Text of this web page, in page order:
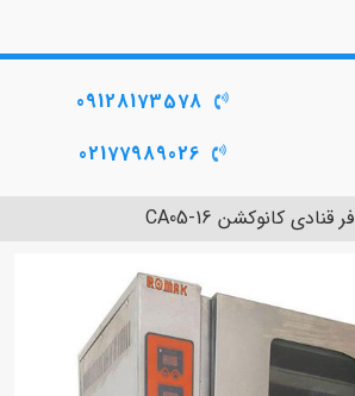
09128173578
02177989026
فر قنادی کانوکشن CA05-16